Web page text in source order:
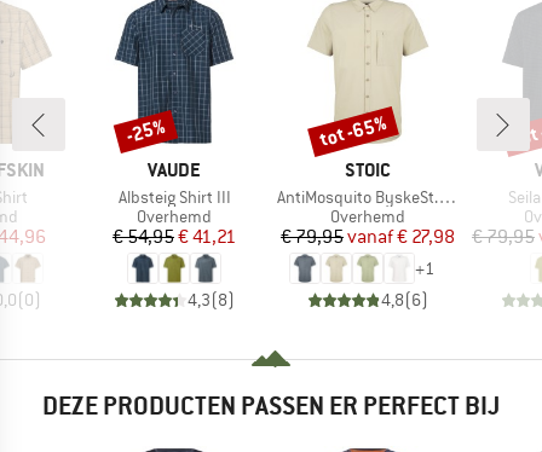
prijs
(0)
MERK
VAUDE
Artikel
Albsteig Shirt III
Productgroep
Overhemd
Prijs
€ 54,95Verlaagde prijs
€ 41,21
4,3(8)
Korting
-25%
MERK
STOIC
Artikel
AntiMosquito ByskeSt. Shirt S/S
Productgroep
Overhemd
Prijs
€ 79,95 Verlaagde prijs
vanaf€ 27,98
+1
4,8(6)
Korting
tot -65%
€ 79,95
DEZE PRODUCTEN PASSEN ER PERFECT BIJ